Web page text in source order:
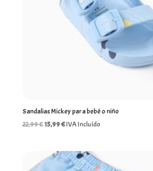
Sandalias Mickey para bebé o niño
22,99€El
era:
15,99€El
es:
IVA Incluído